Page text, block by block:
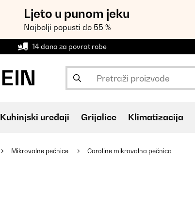
Ljeto u punom jeku
Najbolji popusti do 55 %
14 dana za povrat robe
Kuhinjski uređaji Grijalice Klimatizacija
Mikrovalne pećnice Caroline mikrovalna pečnica